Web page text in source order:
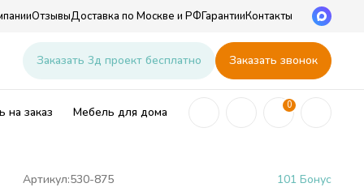
ОтзывыДоставка по Москве и РФГарантииКонтакты
Заказать 3д проект бесплатно Заказать звонок
на заказ Мебель для дома 0
Артикул:530-875 101 Бонус